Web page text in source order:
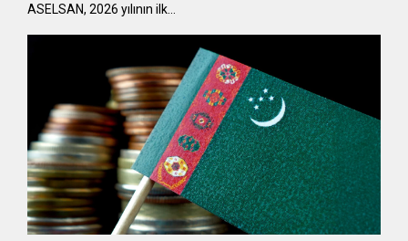
ASELSAN, 2026 yılının ilk…